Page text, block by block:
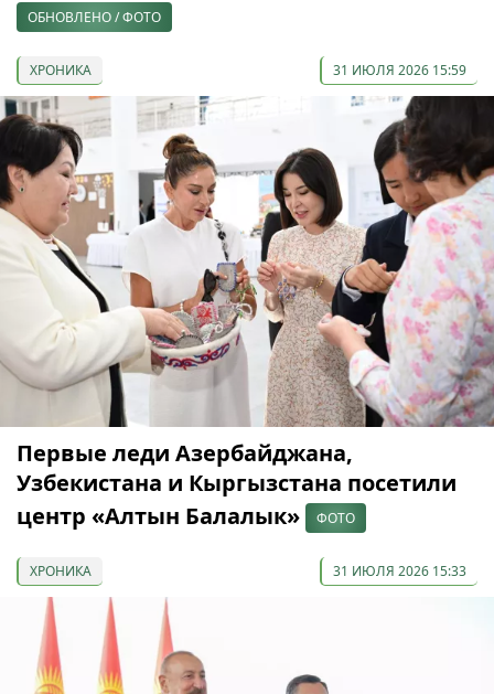
ОБНОВЛЕНО / ФОТО
ХРОНИКА 31 ИЮЛЯ 2026 15:59
Первые леди Азербайджана,
Узбекистана и Кыргызстана посетили
центр «Алтын Балалык»
ФОТО
ХРОНИКА 31 ИЮЛЯ 2026 15:33